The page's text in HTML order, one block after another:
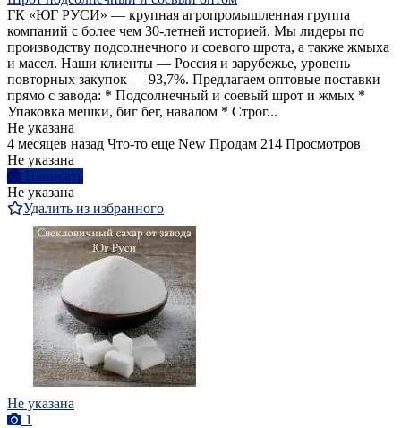
ГК «ЮГ РУСИ» — крупная агропромышленная группа
компаний с более чем 30-летней историей. Мы лидеры по
производству подсолнечного и соевого шрота, а также жмыха
и масел. Наши клиенты — Россия и зарубежье, уровень
повторных закупок — 93,7%. Предлагаем оптовые поставки
прямо с завода: * Подсолнечный и соевый шрот и жмых *
Упаковка мешки, биг бег, навалом * Строг...
Не указана
4 месяцев назад Что-то еще New Продам 214 Просмотров
Не указана
Написать
Не указана
Удалить из избранного
Не указана
1